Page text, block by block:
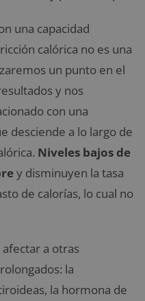
una capacidad
calórica no es una
un punto en el
y nos
con una
desciende a lo largo de
Niveles bajos de
y disminuyen la tasa
de calorías, lo cual no
a otras
la
la hormona de